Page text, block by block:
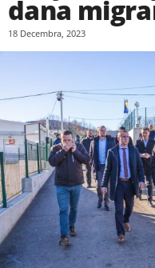
dana
18 Decembra, 2023